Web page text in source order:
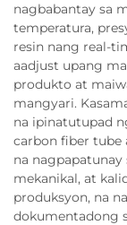
nagbabantay sa
temperatura,
resin nang real-
aadjust upang
produkto at
mangyari.
na ipinatutupad
carbon fiber tube
na
mekanikal, at
produksyon, na
dokumentadong